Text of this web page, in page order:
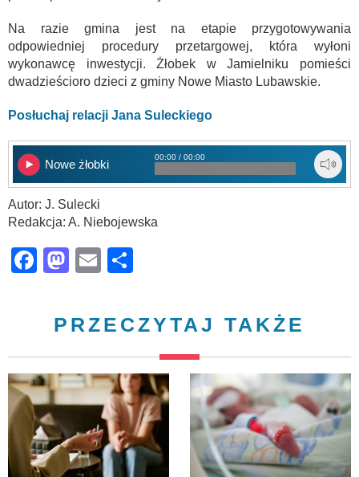
Na razie gmina jest na etapie przygotowywania
odpowiedniej procedury przetargowej, która wyłoni
wykonawcę inwestycji. Żłobek w Jamielniku pomieści
dwadzieścioro dzieci z gminy Nowe Miasto Lubawskie.
Posłuchaj relacji Jana Suleckiego
Nowe żłobki
00:00 / 00:00
Autor: J. Sulecki
Redakcja: A. Niebojewska
Facebook
Mastodon
Email
PRZECZYTAJ TAKŻE